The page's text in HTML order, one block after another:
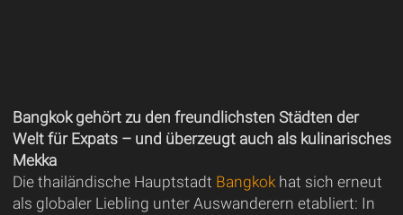
Bangkok gehört zu den freundlichsten Städten der
Welt für Expats – und überzeugt auch als kulinarisches
Mekka
Die thailändische Hauptstadt Bangkokhat sich erneut
als globaler Liebling unter Auswanderern etabliert: In